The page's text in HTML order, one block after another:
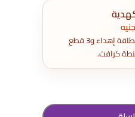
تغليف هدايا كامل مع بطاقة إهداء و3 قطع
كرافت.